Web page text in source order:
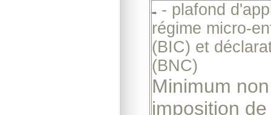
- plafond
régime micro-
(BIC) et
(BNC)
Minimum
imposition